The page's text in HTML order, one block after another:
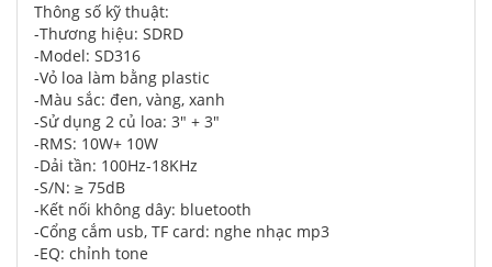
Thông số kỹ thuật:
-Thương hiệu: SDRD
-Model: SD316
-Vỏ loa làm bằng plastic
-Màu sắc: đen, vàng, xanh
-Sử dụng 2 củ loa: 3" + 3"
-RMS: 10W+ 10W
-Dải tần: 100Hz-18KHz
-S/N: ≥ 75dB
-Kết nối không dây: bluetooth
-Cổng cắm usb, TF card: nghe nhạc mp3
-EQ: chỉnh tone